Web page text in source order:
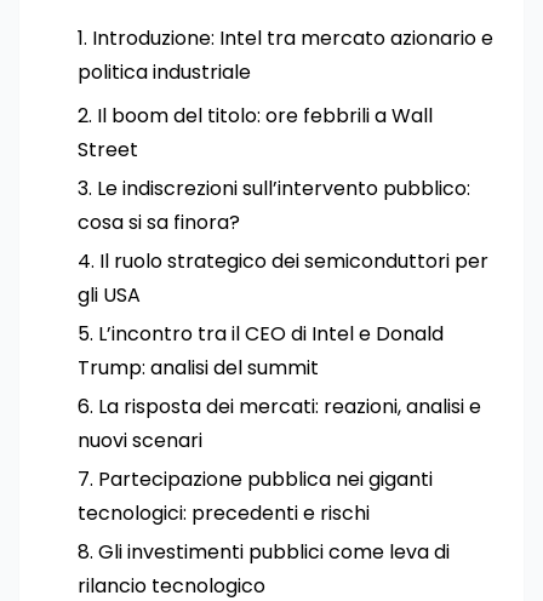
Introduzione: Intel tra mercato azionario e
politica industriale
Il boom del titolo: ore febbrili a Wall
Street
Le indiscrezioni sull’intervento pubblico:
cosa si sa finora?
Il ruolo strategico dei semiconduttori per
gli USA
L’incontro tra il CEO di Intel e Donald
Trump: analisi del summit
La risposta dei mercati: reazioni, analisi e
nuovi scenari
Partecipazione pubblica nei giganti
tecnologici: precedenti e rischi
Gli investimenti pubblici come leva di
rilancio tecnologico